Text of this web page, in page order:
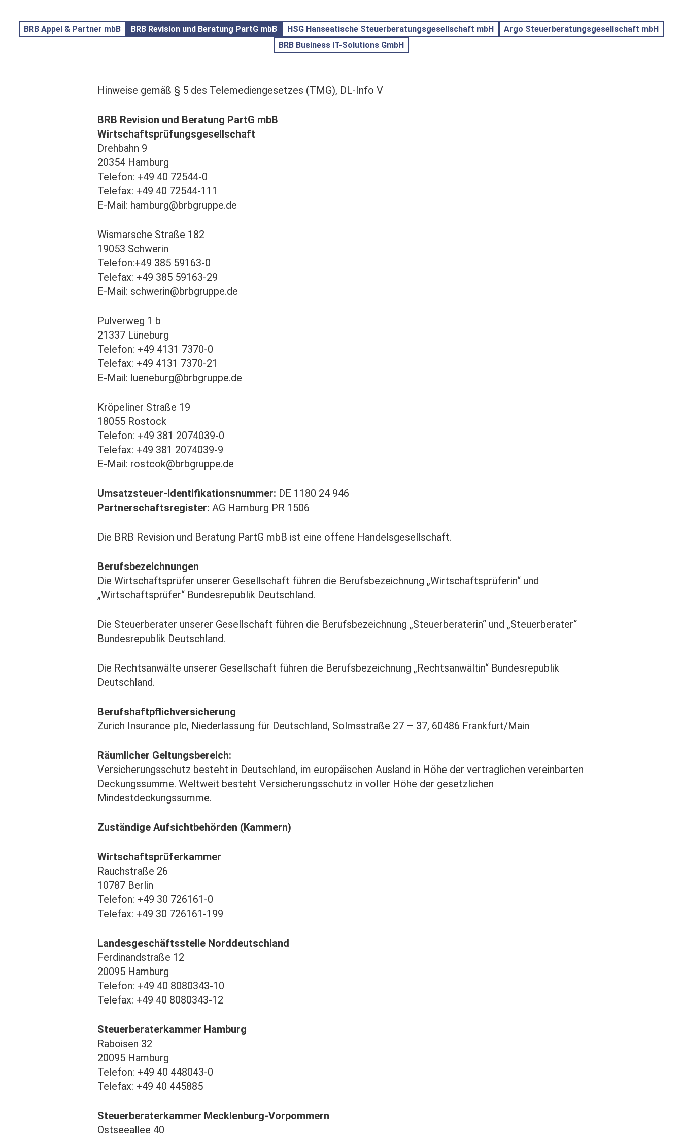
BRB Appel & Partner mbB BRB Revision und Beratung PartG mbB HSG Hanseatische Steuerberatungsgesellschaft mbH
Argo Steuerberatungsgesellschaft mbH
BRB Business IT-Solutions GmbH
Hinweise gemäß § 5 des Telemediengesetzes (TMG), DL-Info V
BRB Revision und Beratung PartG mbB
Wirtschaftsprüfungsgesellschaft
Drehbahn 9
20354 Hamburg
Telefon: +49 40 72544-0
Telefax: +49 40 72544-111
E-Mail: hamburg@brbgruppe.de
Wismarsche Straße 182
19053 Schwerin
Telefon:+49 385 59163-0
Telefax: +49 385 59163-29
E-Mail: schwerin@brbgruppe.de
Pulverweg 1 b
21337 Lüneburg
Telefon: +49 4131 7370-0
Telefax: +49 4131 7370-21
E-Mail: lueneburg@brbgruppe.de
Kröpeliner Straße 19
18055 Rostock
Telefon: +49 381 2074039-0
Telefax: +49 381 2074039-9
E-Mail: rostcok@brbgruppe.de
Umsatzsteuer-Identifikationsnummer: DE 1180 24 946
Partnerschaftsregister: AG Hamburg PR 1506
Die BRB Revision und Beratung PartG mbB ist eine offene Handelsgesellschaft.
Berufsbezeichnungen
Die Wirtschaftsprüfer unserer Gesellschaft führen die Berufsbezeichnung „Wirtschaftsprüferin“ und
„Wirtschaftsprüfer“ Bundesrepublik Deutschland.
Die Steuerberater unserer Gesellschaft führen die Berufsbezeichnung „Steuerberaterin“ und „Steuerberater“
Bundesrepublik Deutschland.
Die Rechtsanwälte unserer Gesellschaft führen die Berufsbezeichnung „Rechtsanwältin“ Bundesrepublik
Deutschland.
Berufshaftpflichversicherung
Zurich Insurance plc, Niederlassung für Deutschland, Solmsstraße 27 – 37, 60486 Frankfurt/Main
Räumlicher Geltungsbereich:
Versicherungsschutz besteht in Deutschland, im europäischen Ausland in Höhe der vertraglichen vereinbarten
Deckungssumme. Weltweit besteht Versicherungsschutz in voller Höhe der gesetzlichen
Mindestdeckungssumme.
Zuständige Aufsichtbehörden (Kammern)
Wirtschaftsprüferkammer
Rauchstraße 26
10787 Berlin
Telefon: +49 30 726161-0
Telefax: +49 30 726161-199
Landesgeschäftsstelle Norddeutschland
Ferdinandstraße 12
20095 Hamburg
Telefon: +49 40 8080343-10
Telefax: +49 40 8080343-12
Steuerberaterkammer Hamburg
Raboisen 32
20095 Hamburg
Telefon: +49 40 448043-0
Telefax: +49 40 445885
Steuerberaterkammer Mecklenburg-Vorpommern
Ostseeallee 40